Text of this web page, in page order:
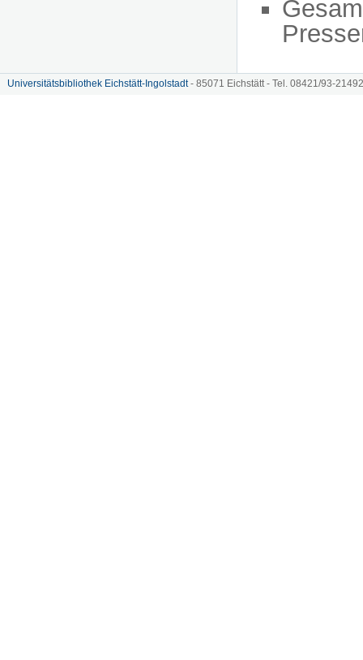
Universitätsbibliothek Eichstätt-Ingolstadt- 85071 Eichstätt - Tel. 08421/93-